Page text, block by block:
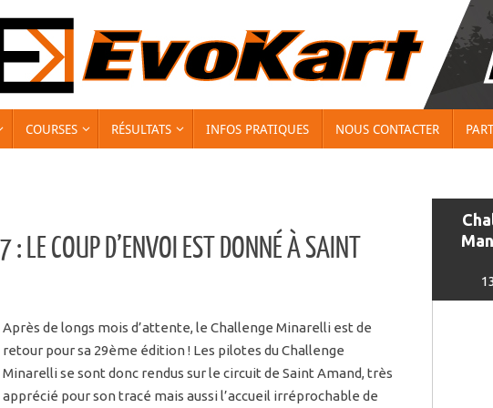
COURSES RÉSULTATS INFOS PRATIQUES NOUS CONTACTER
LE COUP D’ENVOI EST DONNÉ À SAINT
Après de longs mois d’attente, le Challenge Minarelli est de
retour pour sa 29ème édition ! Les pilotes du Challenge
Minarelli se sont donc rendus sur le circuit de Saint Amand, très
apprécié pour son tracé mais aussi l’accueil irréprochable de